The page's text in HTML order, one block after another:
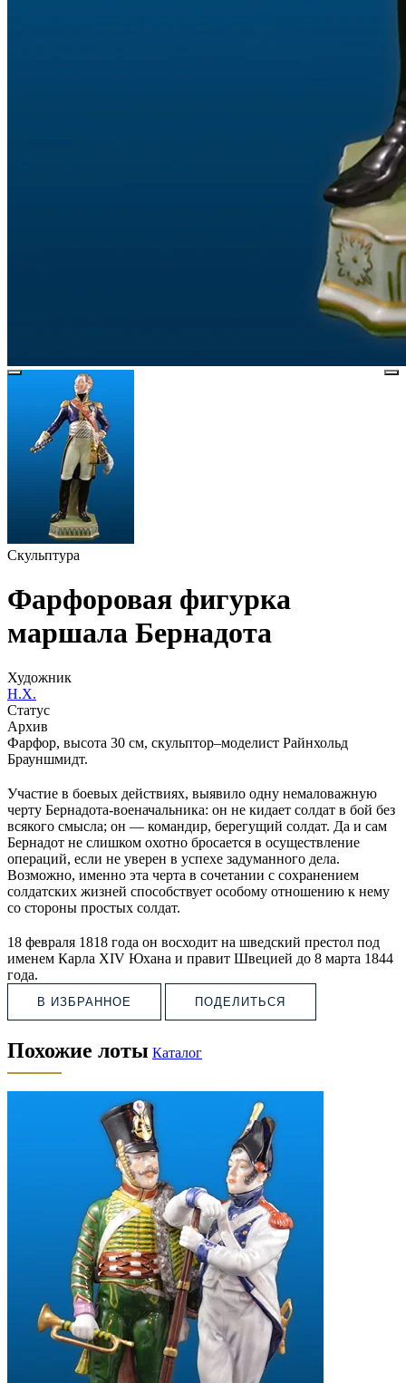
Скульптура
Фарфоровая фигурка
маршала Бернадота
Художник
Н.Х.
Статус
Архив
Фарфор, высота 30 см, скульптор–моделист Райнхольд
Брауншмидт.
Участие в боевых действиях, выявило одну немаловажную
черту Бернадота-военачальника: он не кидает солдат в бой без
всякого смысла; он — командир, берегущий солдат. Да и сам
Бернадот не слишком охотно бросается в осуществление
операций, если не уверен в успехе задуманного дела.
Возможно, именно эта черта в сочетании с сохранением
солдатских жизней способствует особому отношению к нему
со стороны простых солдат.
18 февраля 1818 года он восходит на шведский престол под
именем Карла XIV Юхана и правит Швецией до 8 марта 1844
года.
В ИЗБРАННОЕ ПОДЕЛИТЬСЯ
Похожие лоты Каталог